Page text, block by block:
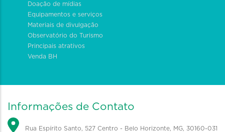
Doação de mídias
Equipamentos e serviços
Materiais de divulgação
Observatório do Turismo
Principais atrativos
Venda BH
Informações de Contato
Rua Espírito Santo, 527 Centro - Belo Horizonte, MG, 30160-031